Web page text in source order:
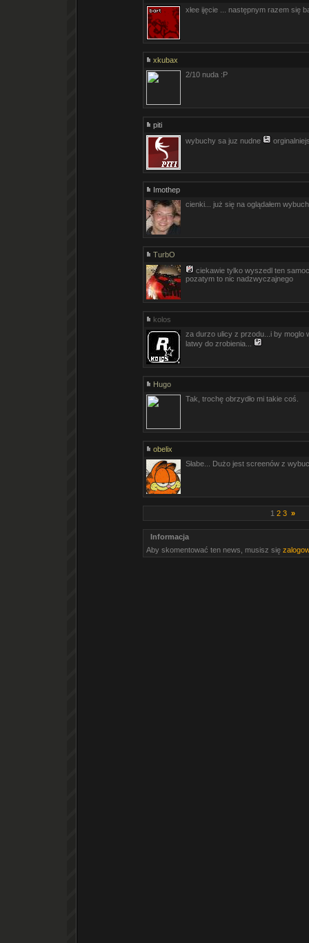
xłee ijęcie ... następnym razem się
xkubax
2/10 nuda :P
piti
wybuchy sa juz nudne
Imothep
cienki... już się na oglądałem
TurbO
ciekawie tylko wyszedl ten
pozatym to nic nadzwyczajnego
kolos
za durzo ulicy z przodu...i by moglo
latwy do zrobienia...
Hugo
Tak, trochę obrzydło mi takie coś.
obelix
Słabe... Dużo jest screenów z
1 2 3 »
Informacja
Aby skomentować ten news, musisz się